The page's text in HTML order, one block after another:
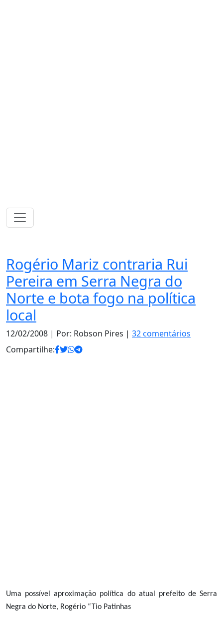
Rogério Mariz contraria Rui
Pereira em Serra Negra do
Norte e bota fogo na política
local
12/02/2008 | Por: Robson Pires | 32 comentários
Compartilhe:
Uma possível aproximação política do atual prefeito de Serra
Negra do Norte, Rogério “Tio Patinhas